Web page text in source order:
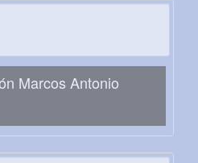
Marcos Antonio